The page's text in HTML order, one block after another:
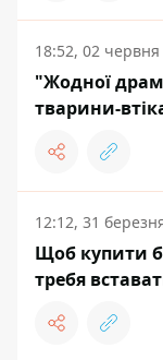
18:52, 02 червня
"Жодної
тварини-
12:12, 31
Щоб купити
требя